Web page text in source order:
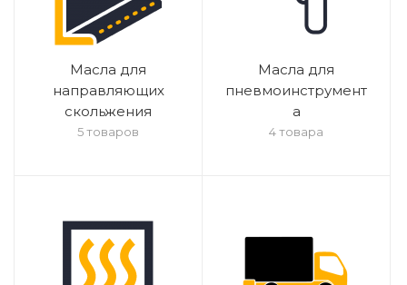
Масла для
направляющих
скольжения
5 товаров
Масла для
пневмоинструмент
а
4 товара